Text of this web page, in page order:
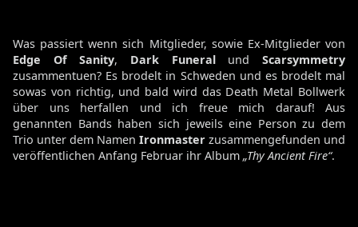
Was passiert wenn sich Mitglieder, sowie Ex-Mitglieder von
Edge Of Sanity, Dark FuneralundScarsymmetry
zusammentuen? Es brodelt in Schweden und es brodelt mal
sowas von richtig, und bald wird das Death Metal Bollwerk
über uns herfallen und ich freue mich darauf! Aus
genannten Bands haben sich jeweils eine Person zu dem
Trio unter dem Namen Ironmaster zusammengefunden und
veröffentlichen Anfang Februar ihr Album „Thy Ancient Fire“.